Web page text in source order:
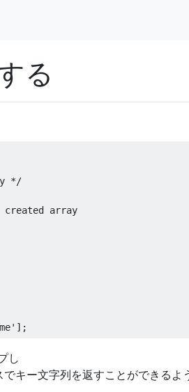
る
*/
array
し
でキー文字列を返すことができるよ